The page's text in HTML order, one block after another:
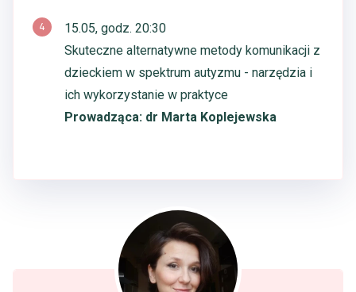
4
15.05, godz. 20:30
Skuteczne alternatywne metody komunikacji z
dzieckiem w spektrum autyzmu - narzędzia i
ich wykorzystanie w praktyce
Prowadząca: dr Marta Koplejewska